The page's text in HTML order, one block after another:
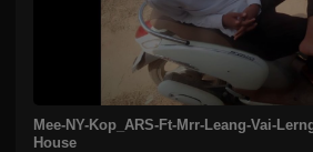
Mee-NY-Kop_ARS-Ft-Mrr-Leang-Vai-
House